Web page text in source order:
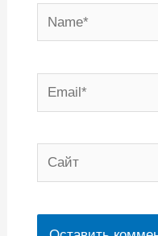
Name*
Email*
Сайт